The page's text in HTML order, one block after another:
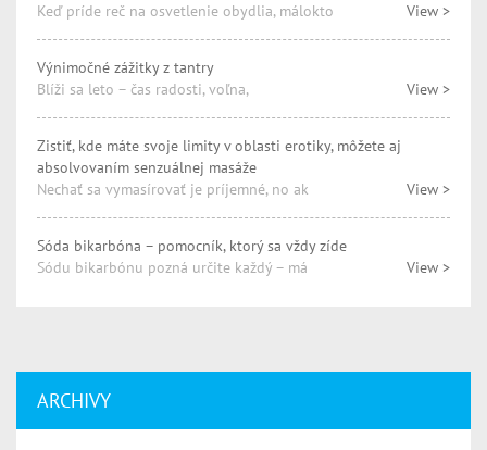
Keď príde reč na osvetlenie obydlia, málokto View >
Výnimočné zážitky z tantry
Blíži sa leto – čas radosti, voľna,
View >
Zistiť, kde máte svoje limity v oblasti erotiky, môžete aj
absolvovaním senzuálnej masáže
Nechať sa vymasírovať je príjemné, no ak
View >
Sóda bikarbóna – pomocník, ktorý sa vždy zíde
Sódu bikarbónu pozná určite každý – má
View >
ARCHIVY